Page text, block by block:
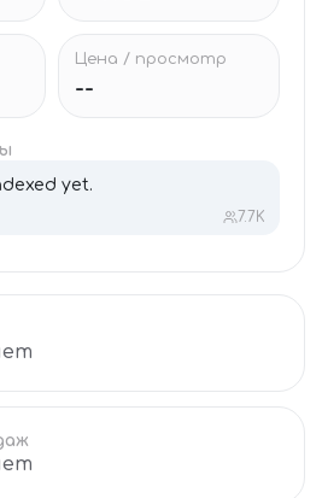
Цена / просмотр
--
yet.
7.7K